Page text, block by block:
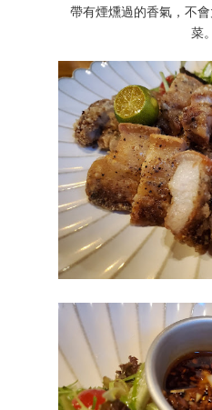
帶有煙燻過的香氣，不
菜。